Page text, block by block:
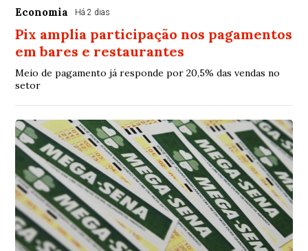
Economia Há 2 dias
Pix amplia participação nos pagamentos
em bares e restaurantes
Meio de pagamento já responde por 20,5% das vendas no
setor